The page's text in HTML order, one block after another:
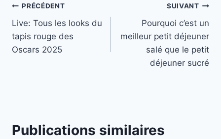
Navigation
de
l’article
PRÉCÉDENT
Live: Tous les looks du
tapis rouge des
Oscars 2025
SUIVANT
Pourquoi c’est un
meilleur petit déjeuner
salé que le petit
déjeuner sucré
Publications similaires